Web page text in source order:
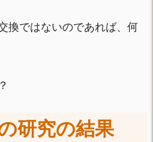
換ではないのであれば、何
研究の結果